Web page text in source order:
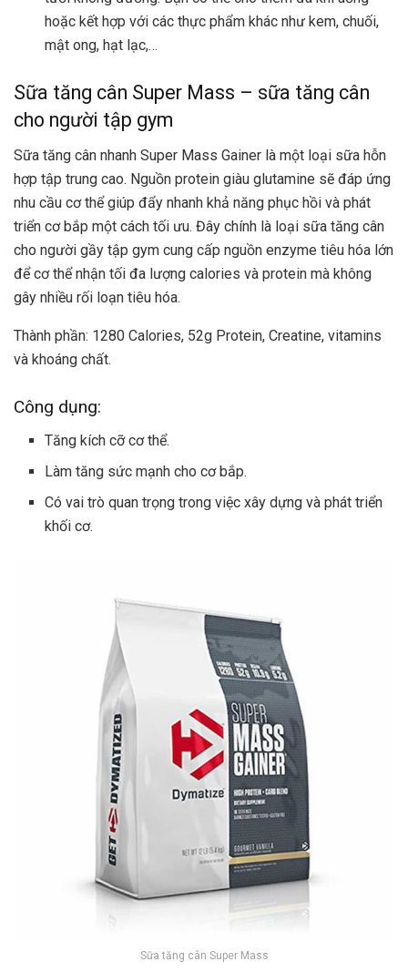
hoặc kết hợp với các thực phẩm khác như kem, chuối,
mật ong, hạt lạc,…
Sữa tăng cân Super Mass – sữa tăng cân
cho người tập gym
Sữa tăng cân nhanh Super Mass Gainer là một loại sữa hỗn
hợp tập trung cao. Nguồn protein giàu glutamine sẽ đáp ứng
nhu cầu cơ thể giúp đẩy nhanh khả năng phục hồi và phát
triển cơ bắp một cách tối ưu. Đây chính là loại sữa tăng cân
cho người gầy tập gym cung cấp nguồn enzyme tiêu hóa lớn
để cơ thể nhận tối đa lượng calories và protein mà không
gây nhiều rối loạn tiêu hóa.
Thành phần: 1280 Calories, 52g Protein, Creatine, vitamins
và khoáng chất.
Công dụng:
Tăng kích cỡ cơ thể.
Làm tăng sức mạnh cho cơ bắp.
Có vai trò quan trọng trong việc xây dựng và phát triển
khối cơ.
Sữa tăng cân Super Mass